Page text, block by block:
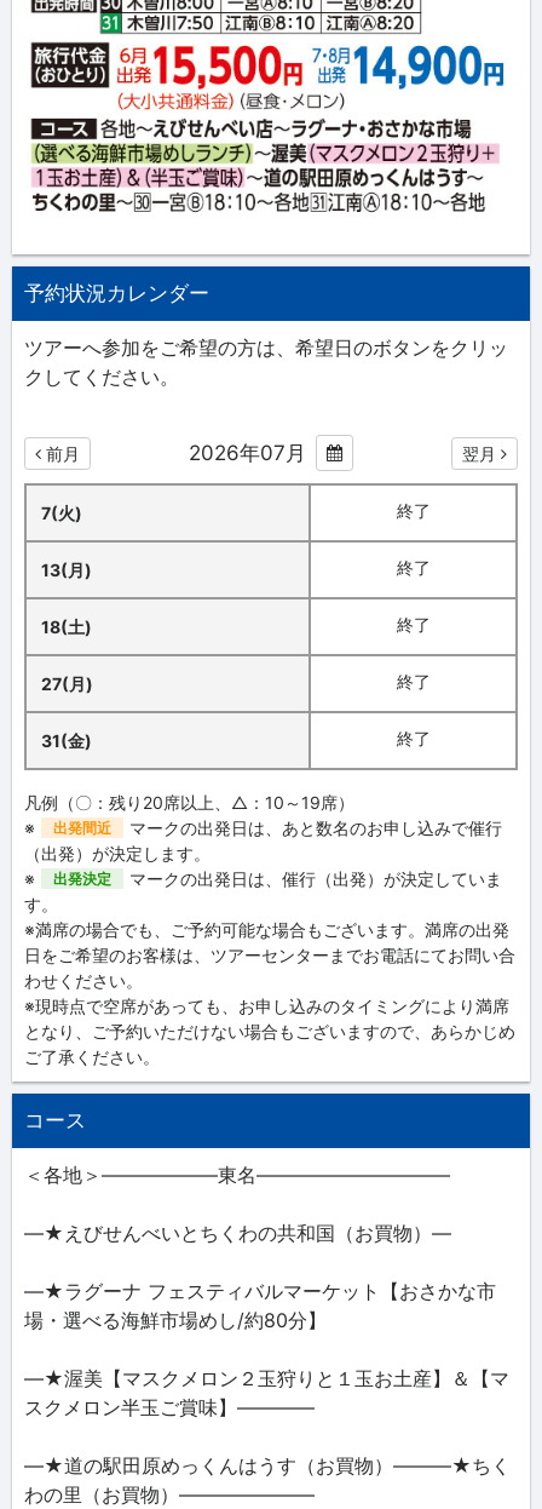
予約状況カレンダー
ツアーへ参加をご希望の方は、希望日のボタンをクリッ
クしてください。
前月 2026年07月 翌月
7(火) 終了
13(月) 終了
18(土) 終了
27(月) 終了
31(金) 終了
凡例（〇：残り20席以上、△：10～19席）
※
出発間近
マークの出発日は、あと数名のお申し込みで催行
（出発）が決定します。
※
出発決定
マークの出発日は、催行（出発）が決定していま
す。
※満席の場合でも、ご予約可能な場合もございます。満席の出発
日をご希望のお客様は、ツアーセンターまでお電話にてお問い合
わせください。
※現時点で空席があっても、お申し込みのタイミングにより満席
となり、ご予約いただけない場合もございますので、あらかじめ
ご了承ください。
コース
＜各地＞――――――東名――――――――――
―★えびせんべいとちくわの共和国（お買物）―
―★ラグーナ フェスティバルマーケット【おさかな市
場・選べる海鮮市場めし/約80分】
―★渥美【マスクメロン２玉狩りと１玉お土産】＆【マ
スクメロン半玉ご賞味】――――
―★道の駅田原めっくんはうす（お買物）―――★ちく
わの里（お買物）―――――――